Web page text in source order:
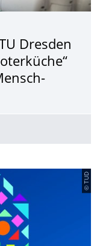
Dresden
© TUD